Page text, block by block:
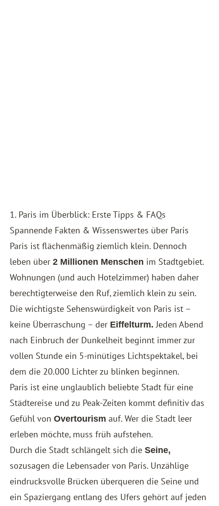
1. Paris im Überblick: Erste Tipps & FAQs
Spannende Fakten & Wissenswertes über Paris
Paris ist flächenmäßig ziemlich klein. Dennoch
leben über 2 Millionen Menschen im Stadtgebiet.
Wohnungen (und auch Hotelzimmer) haben daher
berechtigterweise den Ruf, ziemlich klein zu sein.
Die wichtigste Sehenswürdigkeit von Paris ist –
keine Überraschung – der Eiffelturm. Jeden Abend
nach Einbruch der Dunkelheit beginnt immer zur
vollen Stunde ein 5-minütiges Lichtspektakel, bei
dem die 20.000 Lichter zu blinken beginnen.
Paris ist eine unglaublich beliebte Stadt für eine
Städtereise und zu Peak-Zeiten kommt definitiv das
Gefühl von Overtourism auf. Wer die Stadt leer
erleben möchte, muss früh aufstehen.
Durch die Stadt schlängelt sich die Seine,
sozusagen die Lebensader von Paris. Unzählige
eindrucksvolle Brücken überqueren die Seine und
ein Spaziergang entlang des Ufers gehört auf jeden